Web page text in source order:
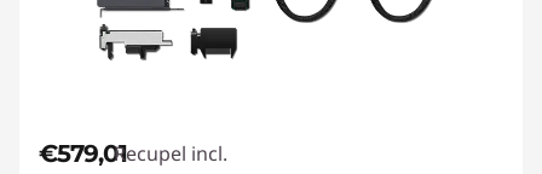
€579,01Recupel incl.